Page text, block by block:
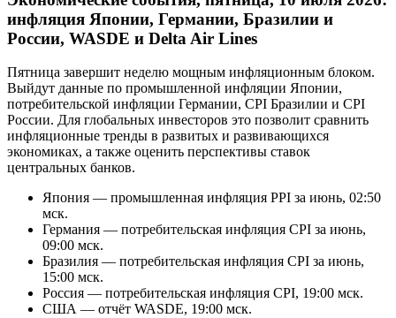
инфляция Японии, Германии, Бразилии и
России, WASDE и Delta Air Lines
Пятница завершит неделю мощным инфляционным блоком.
Выйдут данные по промышленной инфляции Японии,
потребительской инфляции Германии, CPI Бразилии и CPI
России. Для глобальных инвесторов это позволит сравнить
инфляционные тренды в развитых и развивающихся
экономиках, а также оценить перспективы ставок
центральных банков.
Япония — промышленная инфляция PPI за июнь, 02:50
мск.
Германия — потребительская инфляция CPI за июнь,
09:00 мск.
Бразилия — потребительская инфляция CPI за июнь,
15:00 мск.
Россия — потребительская инфляция CPI, 19:00 мск.
США — отчёт WASDE, 19:00 мск.